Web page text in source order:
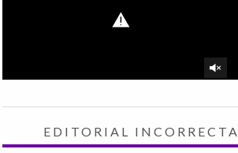
EDITORIAL INCORRECTA